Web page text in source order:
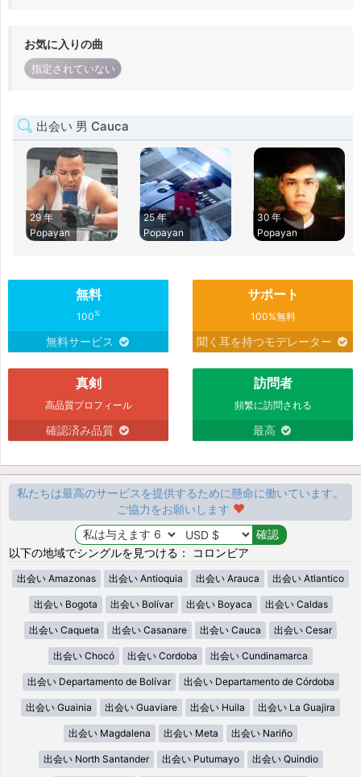
お気に入りの曲
指定されていない
出会い 男 Cauca
29 年
Popayan
25 年
Popayan
30 年
Popayan
無料
100%
無料サービス
サポート
100%無料
聞く耳を持つモデレーター
真剣
高品質プロフィール
確認済み品質
訪問者
頻繁に訪問される
最高
私たちは最高のサービスを提供するために懸命に働いています。
ご協力をお願いします
以下の地域でシングルを見つける： コロンビア
出会い Amazonas 出会い Antioquia 出会い Arauca 出会い Atlantico
出会い Bogota 出会い Bolívar 出会い Boyaca 出会い Caldas
出会い Caqueta 出会い Casanare 出会い Cauca 出会い Cesar
出会い Chocó 出会い Cordoba 出会い Cundinamarca
出会い Departamento de Bolívar 出会い Departamento de Córdoba
出会い Guainia 出会い Guaviare 出会い Huila 出会い La Guajira
出会い Magdalena 出会い Meta 出会い Nariño
出会い North Santander 出会い Putumayo 出会い Quindio